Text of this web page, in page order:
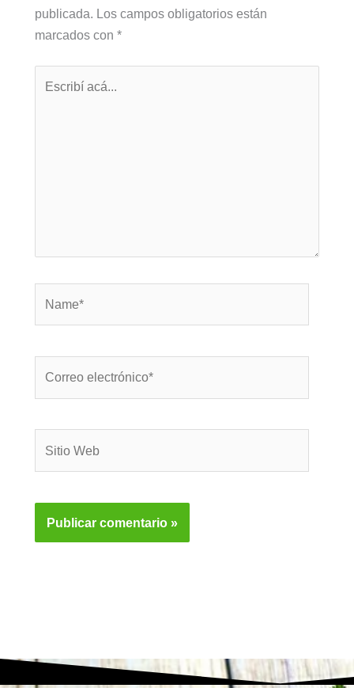
publicada. Los campos obligatorios están
marcados con *